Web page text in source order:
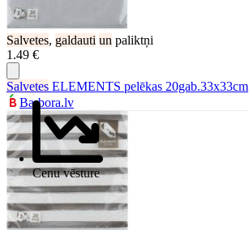
Salvetes, galdauti un paliktņi
1.49 €
Cenu vēsture
Salvetes ELEMENTS pelēkas 20gab.33x33cm
Barbora.lv